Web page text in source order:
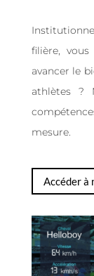
filière,
avancer le
athlètes ?
mesure.
Accéder à